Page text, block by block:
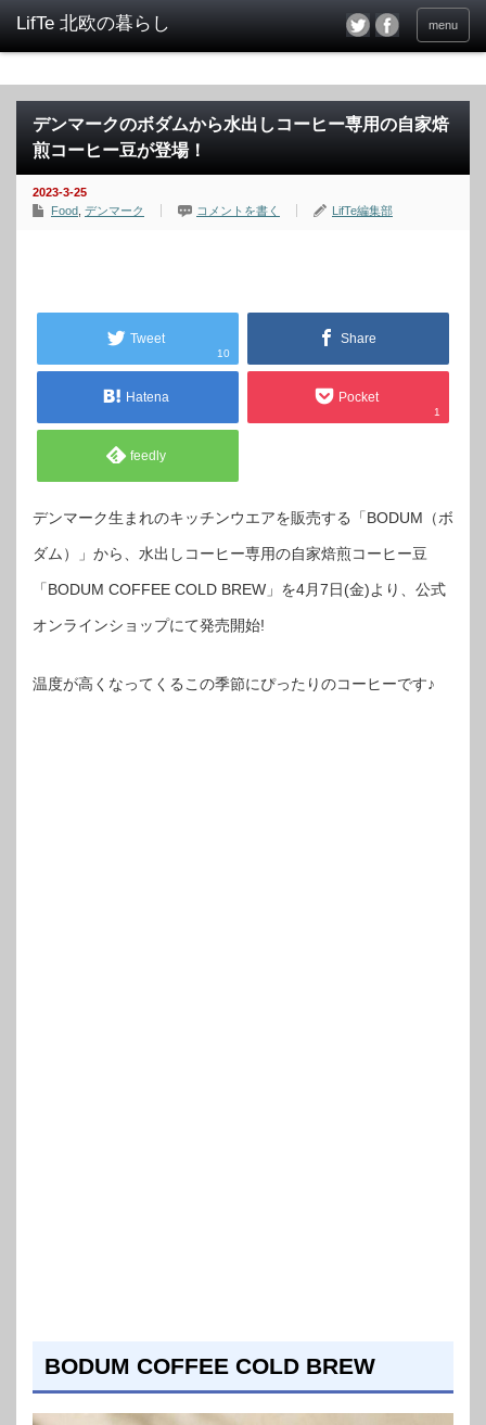
menu
デンマークのボダムから水出しコーヒー専用の自家焙
煎コーヒー豆が登場！
2023-3-25
Food デンマーク コメントを書く LifTe編集部
Tweet
10
Share
Hatena Pocket
1
feedly
デンマーク生まれのキッチンウエアを販売する「BODUM（ボ
ダム）」から、水出しコーヒー専用の自家焙煎コーヒー豆
「BODUM COFFEE COLD BREW」を4月7日(金)より、公式
オンラインショップにて発売開始!
温度が高くなってくるこの季節にぴったりのコーヒーです♪
BODUM COFFEE COLD BREW